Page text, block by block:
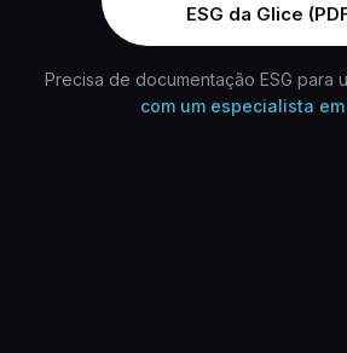
ESG da Glice
Precisa de documentação ESG para
com um especialista